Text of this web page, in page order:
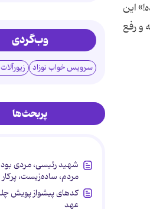
این
و رفع
وب‌گردی
سرویس خواب نوزاد
پربحث‌ها
شهید رئیسی، مردی
مردم، ساده‌زیست، پرکار
کدهای پیشواز پویش
عهد